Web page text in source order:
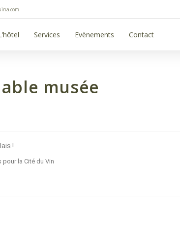
Services Evènements Contact
musée
pour la Cité du Vin